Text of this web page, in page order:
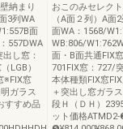
納まり
3列WA
面
557DWA
し窓：
LGB）
※FIX窓
ガラス
すすめ品
おこのみセレク
（A面２列）A面
面WA：1568/
WB:806/
面・B面共通FIX
701FIX窓：727/
本体種類FIX窓
＋突出し窓ガラ
段Ｈ（ＤＨ）
ット価格